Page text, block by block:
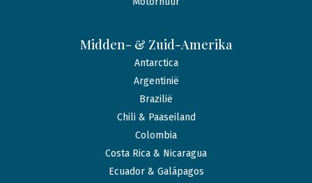
Midden- & Zuid-Amerika
Antarctica
Argentinië
Brazilië
Chili & Paaseiland
Colombia
Costa Rica & Nicaragua
Ecuador & Galápagos